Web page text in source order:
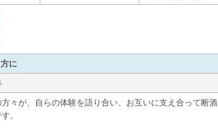
に
々が、自らの体験を語り合い、お互いに支え合って断酒
。